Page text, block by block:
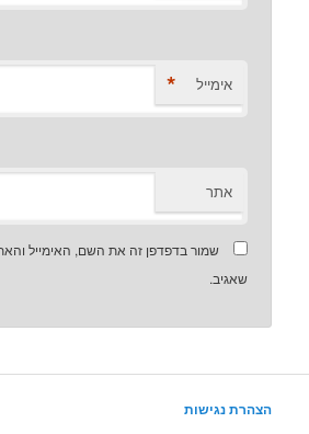
אימייל *
אתר
שמור בדפדפן זה את השם, האימייל
שאגיב.
הצהרת נגישות